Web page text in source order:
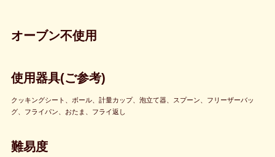
オーブン不使用
使用器具(ご参考)
クッキングシート、ボール、計量カップ、泡立て器、スプーン、フリーザーバッ
グ、フライパン、おたま、フライ返し
難易度